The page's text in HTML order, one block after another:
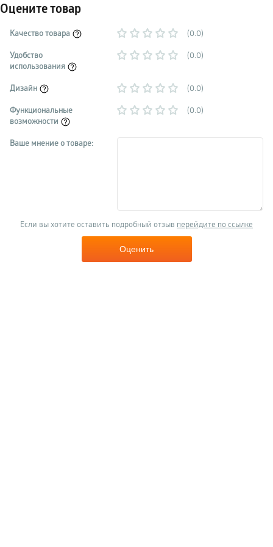
Оцените товар
Качество товара
(0.0)
Удобство
использования
(0.0)
Дизайн
(0.0)
Функциональные
возможности
(0.0)
Ваше мнение о товаре:
Если вы хотите оставить подробный отзыв перейдите по ссылке
Оценить